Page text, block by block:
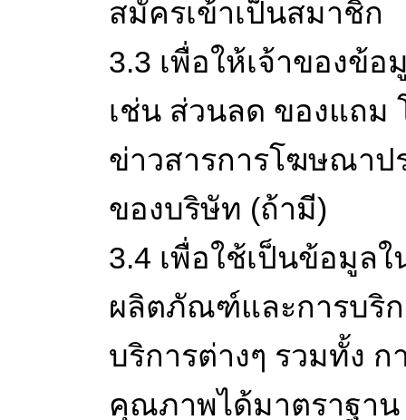
สมัครเข้าเป็นสมาชิก
3.3 เพื่อให้เจ้าของข้
เช่น ส่วนลด ของแถม
ข่าวสารการโฆษณา
ของบริษัท (ถ้ามี)
3.4 เพื่อใช้เป็นข้อมูล
ผลิตภัณฑ์และการบริก
บริการต่างๆ รวมทั้ง
คุณภาพได้มาตราฐา